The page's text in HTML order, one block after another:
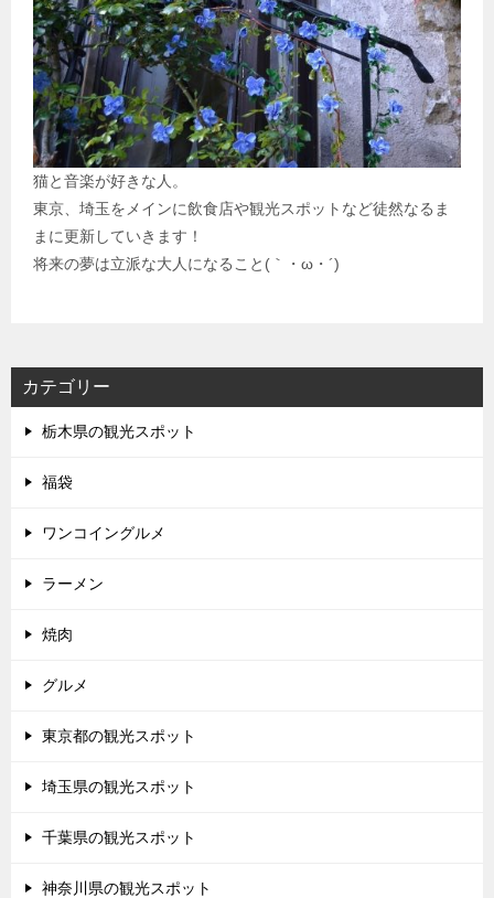
猫と音楽が好きな人。
東京、埼玉をメインに飲食店や観光スポットなど徒然なるま
まに更新していきます！
将来の夢は立派な大人になること(｀・ω・´)
カテゴリー
栃木県の観光スポット
福袋
ワンコイングルメ
ラーメン
焼肉
グルメ
東京都の観光スポット
埼玉県の観光スポット
千葉県の観光スポット
神奈川県の観光スポット